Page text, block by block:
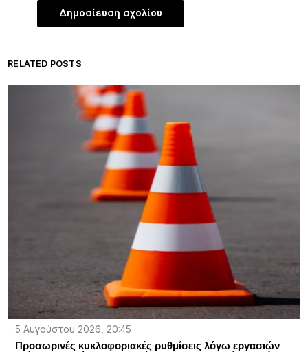
RELATED POSTS
5 Αυγούστου 2026, 20:45
Προσωρινές κυκλοφοριακές ρυθμίσεις λόγω εργασιών